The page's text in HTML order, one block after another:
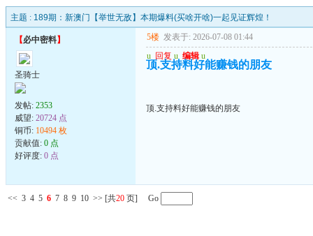
主题 : 189期：新澳门【举世无敌】本期爆料(买啥开啥)一起见证辉煌！
【必中密料】
圣骑士
发帖: 2353
威望: 20724 点
铜币: 10494 枚
贡献值: 0 点
好评度: 0 点
5楼 发表于: 2026-07-08 01:44
u 回复 u 编辑 u
顶.支持料好能赚钱的朋友
顶.支持料好能赚钱的朋友
<< 3 4 5 6 7 8 9 10 >> [共20 页] Go